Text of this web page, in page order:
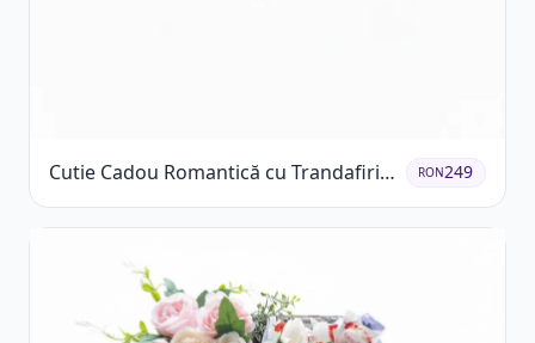
Cutie Cadou Romantică cu Trandafiri
Șampanie și Lumânare
RON249